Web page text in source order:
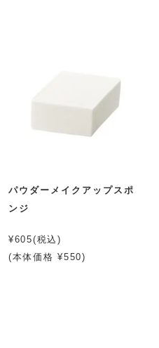
パウダーメイクアップスポ
ンジ
¥605(税込)
(本体価格 ¥550)